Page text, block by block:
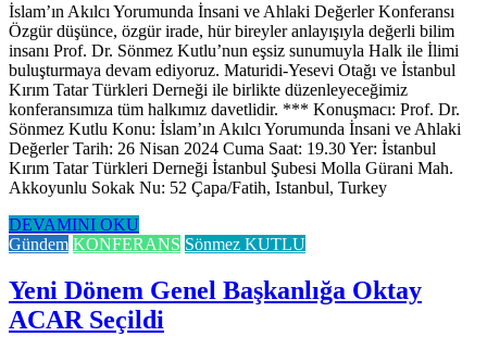
İslam’ın Akılcı Yorumunda İnsani ve Ahlaki Değerler Konferansı
Özgür düşünce, özgür irade, hür bireyler anlayışıyla değerli bilim
insanı Prof. Dr. Sönmez Kutlu’nun eşsiz sunumuyla Halk ile İlimi
buluşturmaya devam ediyoruz. Maturidi-Yesevi Otağı ve İstanbul
Kırım Tatar Türkleri Derneği ile birlikte düzenleyeceğimiz
konferansımıza tüm halkımız davetlidir. *** Konuşmacı: Prof. Dr.
Sönmez Kutlu Konu: İslam’ın Akılcı Yorumunda İnsani ve Ahlaki
Değerler Tarih: 26 Nisan 2024 Cuma Saat: 19.30 Yer: İstanbul
Kırım Tatar Türkleri Derneği İstanbul Şubesi Molla Gürani Mah.
Akkoyunlu Sokak Nu: 52 Çapa/Fatih, Istanbul, Turkey
DEVAMINI OKU
Gündem KONFERANS Sönmez KUTLU
Yeni Dönem Genel Başkanlığa Oktay
ACAR Seçildi